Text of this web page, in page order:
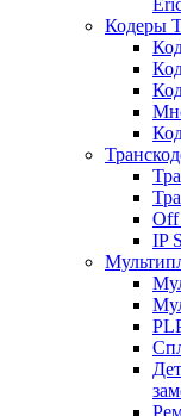
Кодеры
Off
IP